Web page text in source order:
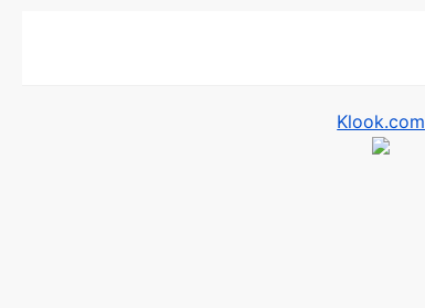
Klook.com